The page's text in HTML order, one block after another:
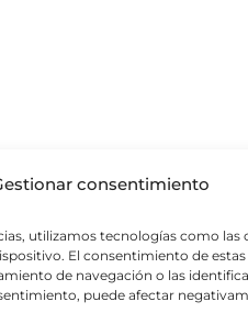
consentimiento
utilizamos tecnologías como las
El consentimiento de
de navegación o las
puede afectar